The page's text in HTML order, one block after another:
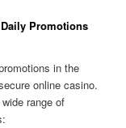
Promotions
in the
online casino.
range of